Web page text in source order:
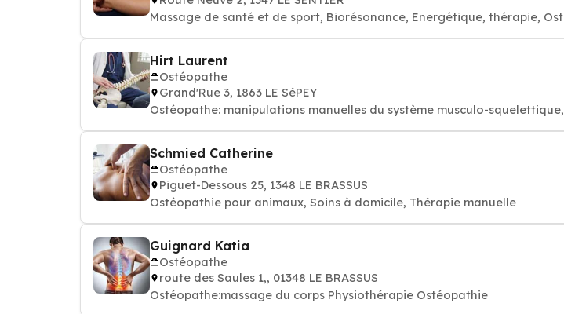
Massage de santé et de sport, Biorésonance, Energétique, thérapie,
Hirt Laurent
Ostéopathe
Grand'Rue 3, 1863 LE SéPEY
Ostéopathe: manipulations manuelles du système musculo-
Schmied Catherine
Ostéopathe
Piguet-Dessous 25, 1348 LE BRASSUS
Ostéopathie pour animaux, Soins à domicile, Thérapie manuelle
Guignard Katia
Ostéopathe
route des Saules 1,, 01348 LE BRASSUS
Ostéopathe:massage du corps Physiothérapie Ostéopathie